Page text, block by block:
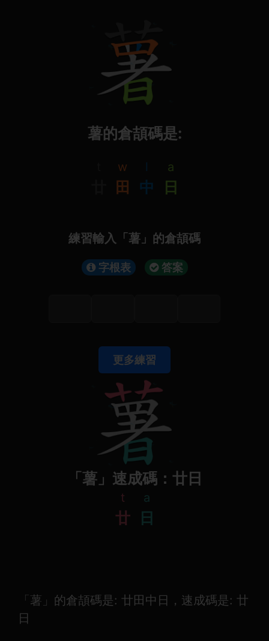
薯的倉頡碼是:
w
田
l
中
a
日
練習輸入「薯」的倉頡碼
字根表 答案
更多練習
「薯」速成碼：廿日
t
廿
a
日
「薯」的倉頡碼是: 廿田中日，速成碼是: 廿
日